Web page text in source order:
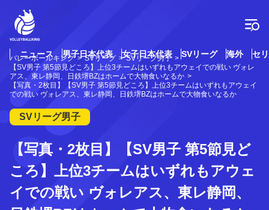
テ
ツ
プ
ニュース 男子日本代表 女子日本代表 SVリーグ 海外 セ
バレーボールキング SVリーグ
SVリーグ男子
【SV男子 第5節見どころ】上位3チームはいずれもアウェイでの戦い ヴォレ
アス、東レ静岡、日鉄堺BZはホームで大物食いなるか
【写真・2枚目】【SV男子 第5節見どころ】上位3チームはいずれもアウェイ
での戦い ヴォレアス、東レ静岡、日鉄堺BZはホームで大物食いなるか
SVリーグ男子
【写真・2枚目】【SV男子 第5節見ど
ころ】上位3チームはいずれもアウェ
イでの戦い ヴォレアス、東レ静岡、